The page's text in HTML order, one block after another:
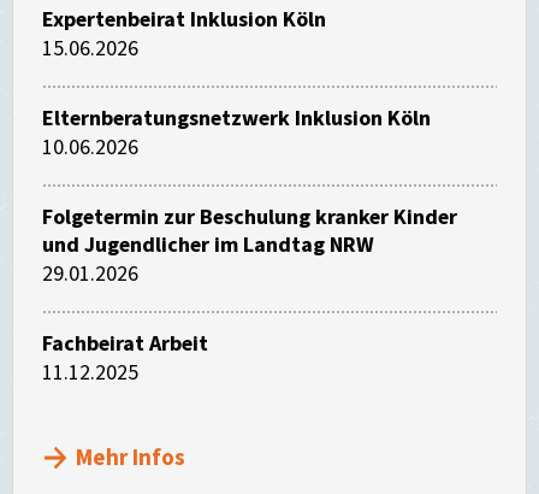
Expertenbeirat Inklusion Köln
15.06.2026
Elternberatungsnetzwerk Inklusion Köln
10.06.2026
Folgetermin zur Beschulung kranker Kinder
und Jugendlicher im Landtag NRW
29.01.2026
Fachbeirat Arbeit
11.12.2025
Mehr Infos